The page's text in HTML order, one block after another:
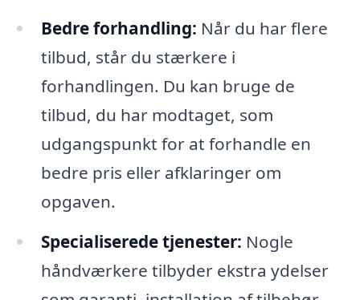
Bedre forhandling: Når du har flere
tilbud, står du stærkere i
forhandlingen. Du kan bruge de
tilbud, du har modtaget, som
udgangspunkt for at forhandle en
bedre pris eller afklaringer om
opgaven.
Specialiserede tjenester: Nogle
håndværkere tilbyder ekstra ydelser